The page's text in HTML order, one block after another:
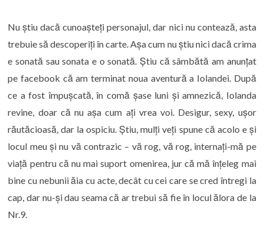
Nu știu dacă cunoașteți personajul, dar nici nu contează, asta
trebuie să descoperiți în carte. Așa cum nu știu nici dacă crima
e sonată sau sonata e o sonată. Știu că sâmbătă am anunțat
pe facebook că am terminat noua aventură a Iolandei. După
ce a fost împușcată, în comă șase luni și amnezică, Iolanda
revine, doar că nu așa cum ați vrea voi. Desigur, sexy, ușor
răutăcioasă, dar la ospiciu. Știu, mulți veți spune că acolo e și
locul meu și nu vă contrazic – vă rog, vă rog, internați-mă pe
viață pentru că nu mai suport omenirea, jur că mă înțeleg mai
bine cu nebunii ăia cu acte, decât cu cei care se cred întregi la
cap, dar nu-și dau seama că ar trebui să fie în locul ălora de la
Nr.9.